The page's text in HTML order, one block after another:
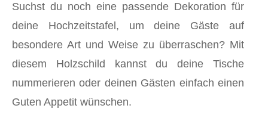
Suchst du noch eine passende Dekoration für
deine Hochzeitstafel, um deine Gäste auf
besondere Art und Weise zu überraschen? Mit
diesem Holzschild kannst du deine Tische
nummerieren oder deinen Gästen einfach einen
Guten Appetit wünschen.